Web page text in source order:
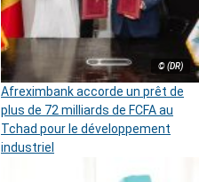
© (DR)
Afreximbank accorde un prêt de
plus de 72 milliards de FCFA au
Tchad pour le développement
industriel